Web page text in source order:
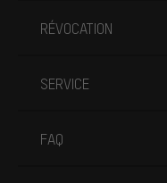
RÉVOCATION
SERVICE
FAQ